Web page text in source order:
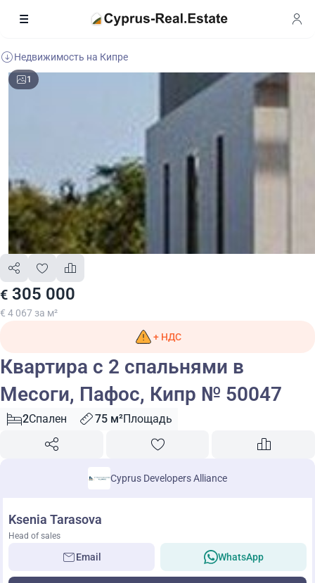
Недвижимость на Кипре
1
€ 305 000
€ 4 067 за м²
+ НДС
Квартира с 2 спальнями в
Месоги, Пафос, Кипр № 50047
2Спален 75 м²Площадь
Cyprus Developers Alliance
Ksenia Tarasova
Head of sales
Email WhatsApp